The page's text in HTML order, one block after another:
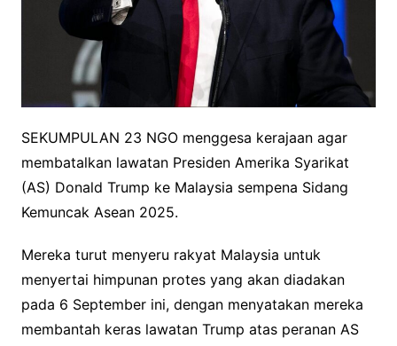
SEKUMPULAN 23 NGO menggesa kerajaan agar
membatalkan lawatan Presiden Amerika Syarikat
(AS) Donald Trump ke Malaysia sempena Sidang
Kemuncak Asean 2025.
Mereka turut menyeru rakyat Malaysia untuk
menyertai himpunan protes yang akan diadakan
pada 6 September ini, dengan menyatakan mereka
membantah keras lawatan Trump atas peranan AS